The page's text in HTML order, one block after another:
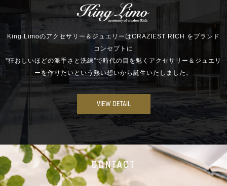
King Limoのアクセサリー＆ジュエリーはCRAZIEST RICH をブランド
コンセプトに
”狂おしいほどの派手さと洗練”で時代の目を魅くアクセサリー＆ジュエリ
ーを作りたいという熱い想いから誕生いたしました。
VIEW DETAIL
CONTACT